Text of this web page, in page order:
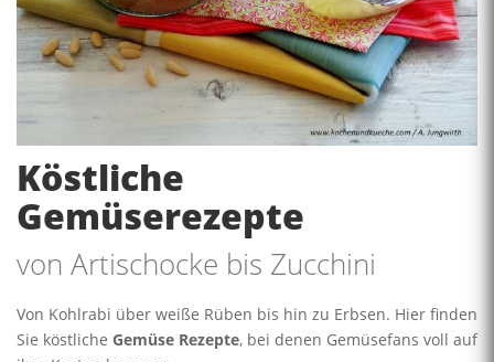
Köstliche
Gemüserezepte
von Artischocke bis Zucchini
Von Kohlrabi über weiße Rüben bis hin zu Erbsen. Hier finden
Sie köstliche Gemüse Rezepte, bei denen Gemüsefans voll auf